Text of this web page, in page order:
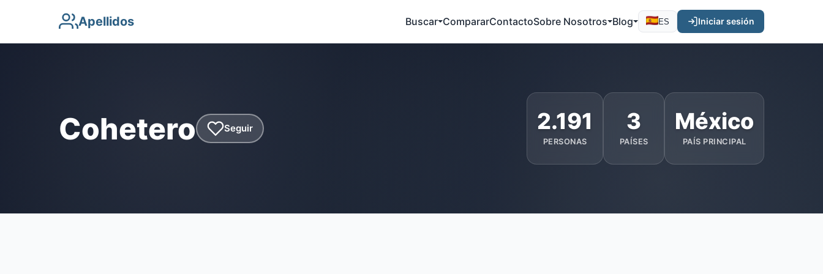
Apellidos Buscar CompararContactoSobre Nosotros Blog ES Iniciar sesión
Cohetero Seguir 2.191
PERSONAS
3
PAÍSES
México
PAÍS PRINCIPAL